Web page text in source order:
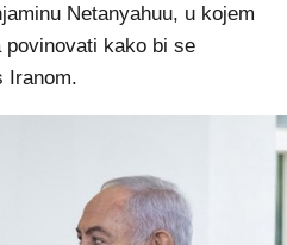
Netanyahuu, u kojem
povinovati kako bi se
Iranom.